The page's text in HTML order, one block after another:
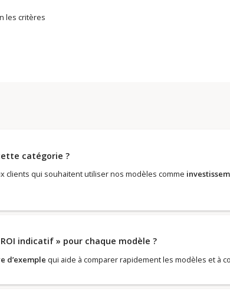
les critères
catégorie ?
clients qui souhaitent utiliser nos modèles comme
indicatif » pour chaque modèle ?
d’exemple qui aide à comparer rapidement les modèles et à